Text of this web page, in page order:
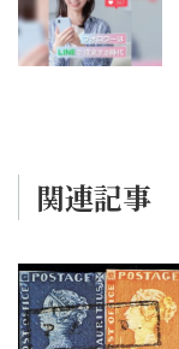
関連記事